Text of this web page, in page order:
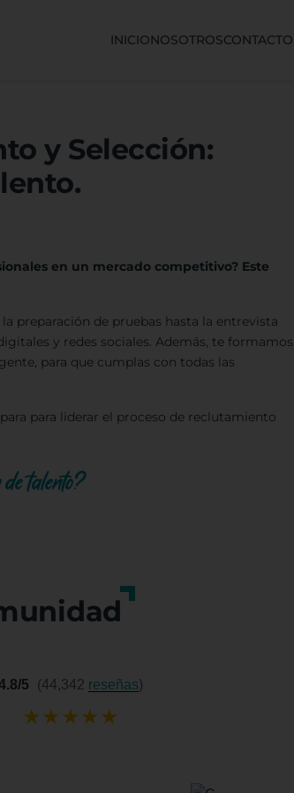
INICIONOSOTROSCONTACTO
y Selección:
en un mercado competitivo? Este
preparación de pruebas hasta la entrevista
y redes sociales. Además, te formamos
para que cumplas con todas las
para liderar el proceso de reclutamiento
talento?
5 (44,342 reseñas)
★★★★★